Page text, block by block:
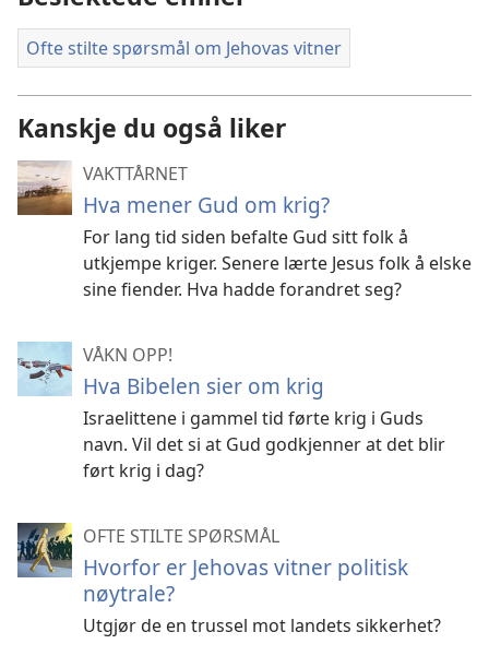
Ofte stilte spørsmål om Jehovas vitner
Kanskje du også liker
VAKTTÅRNET
Hva mener Gud om krig?
For lang tid siden befalte Gud sitt folk å
utkjempe kriger. Senere lærte Jesus folk å elske
sine fiender. Hva hadde forandret seg?
VÅKN OPP!
Hva Bibelen sier om krig
Israelittene i gammel tid førte krig i Guds
navn. Vil det si at Gud godkjenner at det blir
ført krig i dag?
OFTE STILTE SPØRSMÅL
Hvorfor er Jehovas vitner politisk
nøytrale?
Utgjør de en trussel mot landets sikkerhet?